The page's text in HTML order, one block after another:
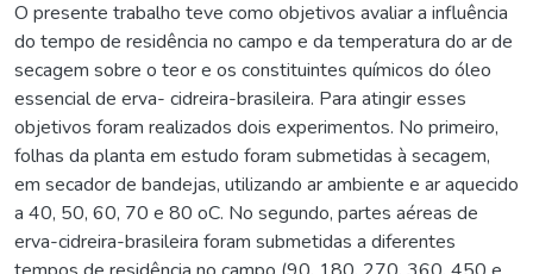
O presente trabalho teve como objetivos avaliar a influência
do tempo de residência no campo e da temperatura do ar de
secagem sobre o teor e os constituintes químicos do óleo
essencial de erva- cidreira-brasileira. Para atingir esses
objetivos foram realizados dois experimentos. No primeiro,
folhas da planta em estudo foram submetidas à secagem,
em secador de bandejas, utilizando ar ambiente e ar aquecido
a 40, 50, 60, 70 e 80 oC. No segundo, partes aéreas de
erva-cidreira-brasileira foram submetidas a diferentes